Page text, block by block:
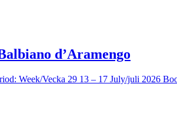
d’Aramengo
Week/Vecka 29 13 – 17 July/juli 2026